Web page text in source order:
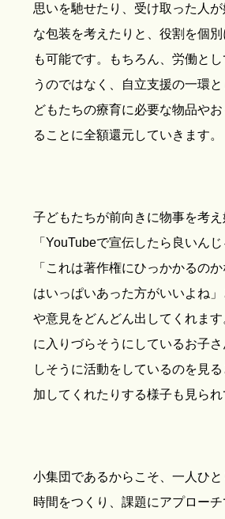
思いを馳せたり、受け取った人が
な包装を考えたりと、役割を個
も可能です。もちろん、労働と
うのではなく、自立支援の一環
どもたちの療育に必要な物品や
ることに全額還元していきます。
子どもたちが前向きに物事を考え
「YouTubeで宣伝したら良いんじ
「これは著作権にひっかかるの
はいっぱいあった方がいいよね
や意見をどんどん出してくれま
に入りづらそうにしているお子
しそうに活動をしているのを見
加してくれたりする様子も見られ
小集団であるからこそ、一人ひ
時間をつくり、課題にアプロー